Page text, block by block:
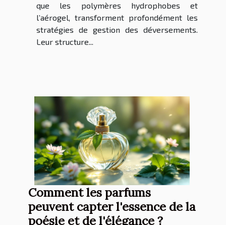
que les polymères hydrophobes et
l’aérogel, transforment profondément les
stratégies de gestion des déversements.
Leur structure...
Comment les parfums
peuvent capter l'essence de la
poésie et de l'élégance ?